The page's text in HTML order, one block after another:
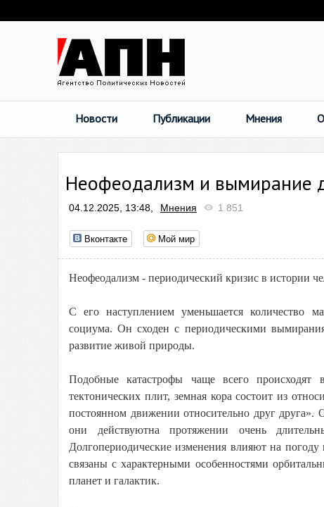
Новости Публикации Мнения
Неофеодализм и вымирание
04.12.2025, 13:48, Мнения 1 851
Вконтакте Мой мир
Неофеодализм - периодический кризис в истории
С его наступлением уменьшается количество
социума. Он сходен с периодическими
развитие живой природы.
Подобные катастрофы чаще всего
тектонических плит, земная кора состоит из
постоянном движении относительно друг
они действуютна протяжении очень
Долгопериодические изменения влияют на
связаны с характерными особенностями
планет и галактик.